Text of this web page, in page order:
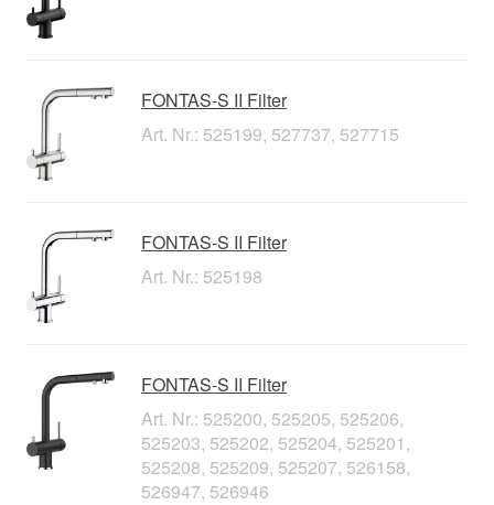
FONTAS-S II Filter
Art. Nr.: 525199, 527737, 527715
FONTAS-S II Filter
Art. Nr.: 525198
FONTAS-S II Filter
Art. Nr.: 525200, 525205, 525206,
525203, 525202, 525204, 525201,
525208, 525209, 525207, 526158,
526947, 526946